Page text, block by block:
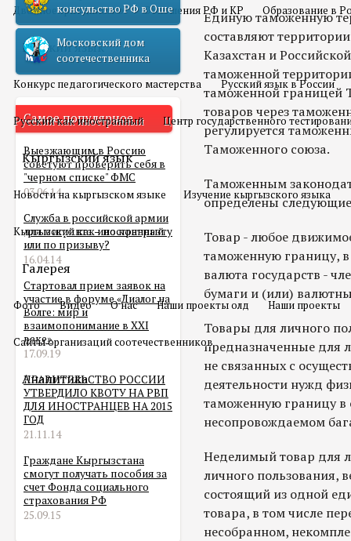
Двойное гражданство Отношения РФ и КР Образование в
Русский язык
Конкурс педагогического мастерства Русский язык в России
Русский как иностранный Центр государственного
Кыргызский язык
Новости на кыргызском языке Изучение кыргызского языка
Кыргызский как иностранный
Галерея
Фото Видео О нас Наши проекты олд Наши проекты
Сайты организаций соотечественников
Аналитика
консульство РФ в Оше
Московский дом
соотечественника
Самое популярное
Выезжающим в Россию
советуют проверить себя в
"черном списке" ФМС
03.06.14
Служба в российской армии
для мигранта – по контракту
или по призыву?
16.04.14
Стартовал прием заявок на
участие в форуме «Диалог на
Волге: мир и
взаимопонимание в XXI
веке»
17.09.19
ПРАВИТЕЛЬСТВО РОССИИ
УТВЕРДИЛО КВОТУ НА РВП
ДЛЯ ИНОСТРАНЦЕВ НА 2015
ГОД
21.11.14
Граждане Кыргызстана
смогут получать пособия за
счет Фонда социального
страхования РФ
25.09.15
Единую таможенную
составляют
Казахстан и
таможенной
таможенной границей
товаров через
регулируется
Таможенного союза.
Таможенным
определены
Товар - любое
таможенную границу,
валюта государств -
бумаги и (или)
Товары для личного
предназначенные для
не связанных с
деятельности нужд
таможенную границу
несопровождаемом
Неделимый товар для
личного пользования,
состоящий из одной
товара, в том числе
несобранном,